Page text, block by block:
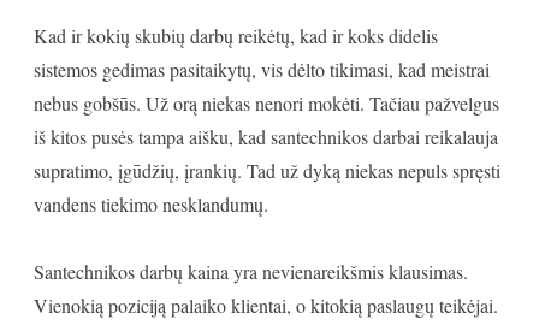
Kad ir kokių skubių darbų reikėtų, kad ir koks didelis
sistemos gedimas pasitaikytų, vis dėlto tikimasi, kad meistrai
nebus gobšūs. Už orą niekas nenori mokėti. Tačiau pažvelgus
iš kitos pusės tampa aišku, kad santechnikos darbai reikalauja
supratimo, įgūdžių, įrankių. Tad už dyką niekas nepuls spręsti
vandens tiekimo nesklandumų.
Santechnikos darbų kaina yra nevienareikšmis klausimas.
Vienokią poziciją palaiko klientai, o kitokią paslaugų teikėjai.